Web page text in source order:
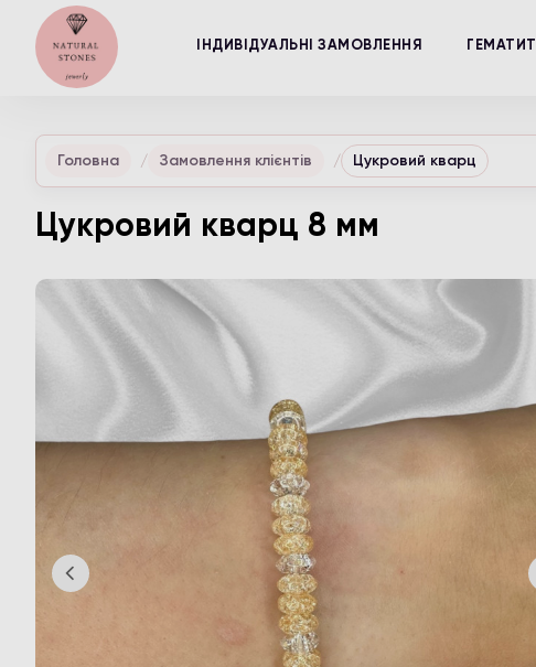
ІНДИВІДУАЛЬНІ ЗАМОВЛЕННЯ ГЕМАТИТ
Головна Замовлення клієнтів Цукровий кварц
Цукровий кварц 8 мм